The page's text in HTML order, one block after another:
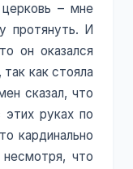
– мне
протянуть. И
он оказался
как стояла
сказал, что
руках по
кардинально
что